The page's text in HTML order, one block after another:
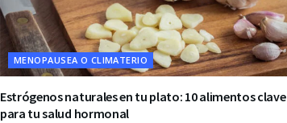
MENOPAUSEA O CLIMATERIO
Estrógenos naturales en tu plato: 10 alimentos clave
para tu salud hormonal